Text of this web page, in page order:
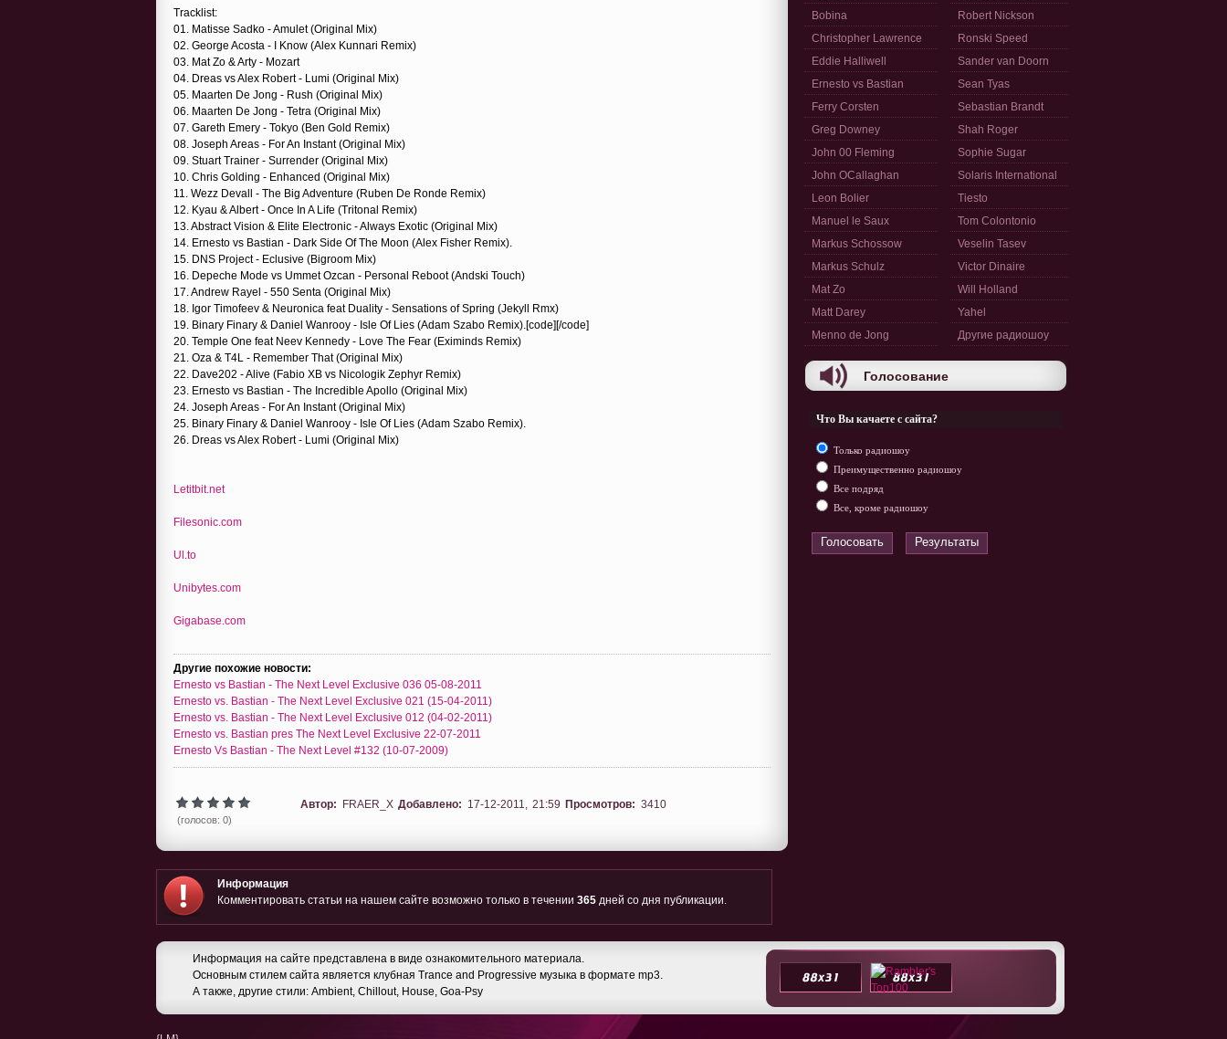
Tracklist:
01. Matisse Sadko - Amulet (Original Mix)
02. George Acosta - I Know (Alex Kunnari Remix)
03. Mat Zo & Arty - Mozart
04. Dreas vs Alex Robert - Lumi (Original Mix)
05. Maarten De Jong - Rush (Original Mix)
06. Maarten De Jong - Tetra (Original Mix)
07. Gareth Emery - Tokyo (Ben Gold Remix)
08. Joseph Areas - For An Instant (Original Mix)
09. Stuart Trainer - Surrender (Original Mix)
10. Chris Golding - Enhanced (Original Mix)
11. Wezz Devall - The Big Adventure (Ruben De Ronde Remix)
12. Kyau & Albert - Once In A Life (Tritonal Remix)
13. Abstract Vision & Elite Electronic - Always Exotic (Original Mix)
14. Ernesto vs Bastian - Dark Side Of The Moon (Alex Fisher Remix).
15. DNS Project - Eclusive (Bigroom Mix)
16. Depeche Mode vs Ummet Ozcan - Personal Reboot (Andski Touch)
17. Andrew Rayel - 550 Senta (Original Mix)
18. Igor Timofeev & Neuronica feat Duality - Sensations of Spring (Jekyll Rmx)
19. Binary Finary & Daniel Wanrooy - Isle Of Lies (Adam Szabo Remix).[code][/code]
20. Temple One feat Neev Kennedy - Love The Fear (Eximinds Remix)
21. Oza & T4L - Remember That (Original Mix)
22. Dave202 - Alive (Fabio XB vs Nicologik Zephyr Remix)
23. Ernesto vs Bastian - The Incredible Apollo (Original Mix)
24. Joseph Areas - For An Instant (Original Mix)
25. Binary Finary & Daniel Wanrooy - Isle Of Lies (Adam Szabo Remix).
26. Dreas vs Alex Robert - Lumi (Original Mix)
Letitbit.net
Filesonic.com
Ul.to
Unibytes.com
Gigabase.com
Другие похожие новости:
Ernesto vs Bastian - The Next Level Exclusive 036 05-08-2011
Ernesto vs. Bastian - The Next Level Exclusive 021 (15-04-2011)
Ernesto vs. Bastian - The Next Level Exclusive 012 (04-02-2011)
Ernesto vs. Bastian pres The Next Level Exclusive 22-07-2011
Ernesto Vs Bastian - The Next Level #132 (10-07-2009)
(голосов: 0)
Автор: FRAER_X Добавлено: 17-12-2011, 21:59 Просмотров: 3410
Информация
Комментировать статьи на нашем сайте возможно только в течении 365 дней со дня публикации.
Bobina
Christopher Lawrence
Eddie Halliwell
Ernesto vs Bastian
Ferry Corsten
Greg Downey
John 00 Fleming
John OCallaghan
Leon Bolier
Manuel le Saux
Markus Schossow
Markus Schulz
Mat Zo
Matt Darey
Menno de Jong
Robert Nickson
Ronski Speed
Sander van Doorn
Sean Tyas
Sebastian Brandt
Shah Roger
Sophie Sugar
Solaris International
Tiesto
Tom Colontonio
Veselin Tasev
Victor Dinaire
Will Holland
Yahel
Другие радиошоу
Голосование
Что Вы качаете с сайта?
Только радиошоу
Преимущественно радиошоу
Все подряд
Все, кроме радиошоу
Голосовать Результаты
Информация на сайте представлена в виде ознакомительного материала.
Основным стилем сайта является клубная Trance and Progressive музыка в формате mp3.
А также, другие стили: Ambient, Chillout, House, Goa-Psy